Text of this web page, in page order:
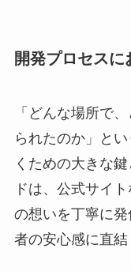
開発プロセスに
「どんな場所で
られたのか」と
くための大きな
ドは、公式サイ
の想いを丁寧に
者の安心感に直結